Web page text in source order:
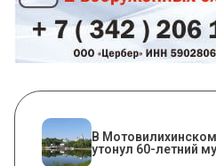
В
утонул 60-летний